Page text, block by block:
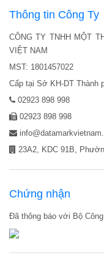
Thông tin Công Ty
CÔNG TY TNHH MỘT
VIỆT NAM
MST: 1801457022
Cấp tại Sở KH-DT Thành
02923 898 998
02923 898 998
23A2, KDC 91B,
Chứng nhận
Đã thông báo với Bộ